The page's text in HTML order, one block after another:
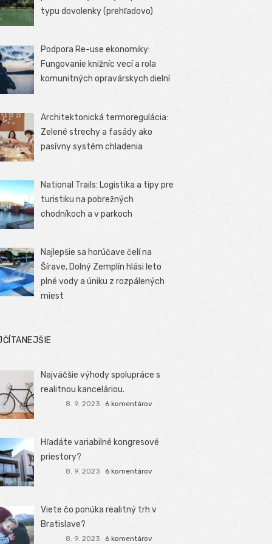
typu dovolenky (prehľadovo)
Podpora Re-use ekonomiky:
Fungovanie knižníc vecí a rola
komunitných opravárskych dielní
Architektonická termoregulácia:
Zelené strechy a fasády ako
pasívny systém chladenia
National Trails: Logistika a tipy pre
turistiku na pobrežných
chodníkoch a v parkoch
Najlepšie sa horúčave čelí na
Šírave, Dolný Zemplín hlási leto
plné vody a úniku z rozpálených
miest
Najväčšie výhody spolupráce s
realitnou kanceláriou.
8. 9. 2023 6 komentárov
Hľadáte variabilné kongresové
priestory?
8. 9. 2023 6 komentárov
Viete čo ponúka realitný trh v
Bratislave?
8. 9. 2023 6 komentárov